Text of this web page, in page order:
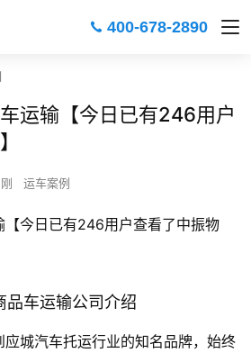
400-678-2890
运输【今日已有246用户
运车案例
【今日已有246用户查看了中振物
品车运输公司介绍
城汽车托运行业的知名品牌，始终